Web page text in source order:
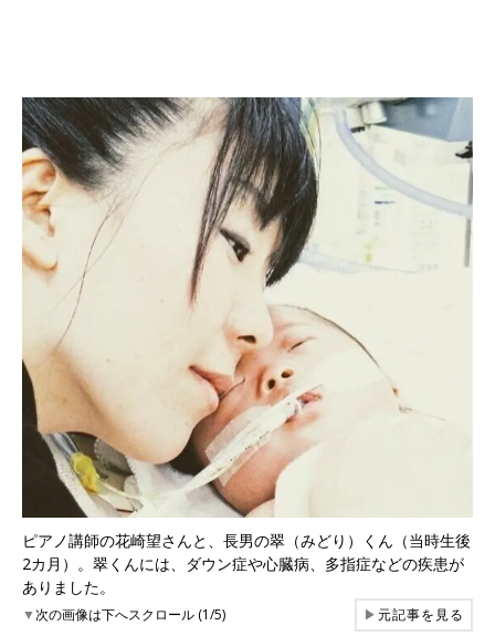
ピアノ講師の花崎望さんと、長男の翠（みどり）くん（当時生後
2カ月）。翠くんには、ダウン症や心臓病、多指症などの疾患が
ありました。
▼次の画像は下へスクロール (1/5) ▶元記事を見る